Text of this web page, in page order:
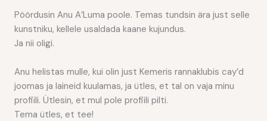
Pöördusin Anu A’Luma poole. Temas tundsin ära just selle
kunstniku, kellele usaldada kaane kujundus.
Ja nii oligi.
Anu helistas mulle, kui olin just Kemeris rannaklubis cay’d
joomas ja laineid kuulamas, ja ütles, et tal on vaja minu
profiili. Ütlesin, et mul pole profiili pilti.
Tema ütles, et tee!